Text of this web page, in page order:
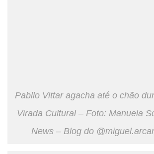
Pabllo Vittar agacha até o chão
Virada Cultural – Foto: Manuela
News – Blog do